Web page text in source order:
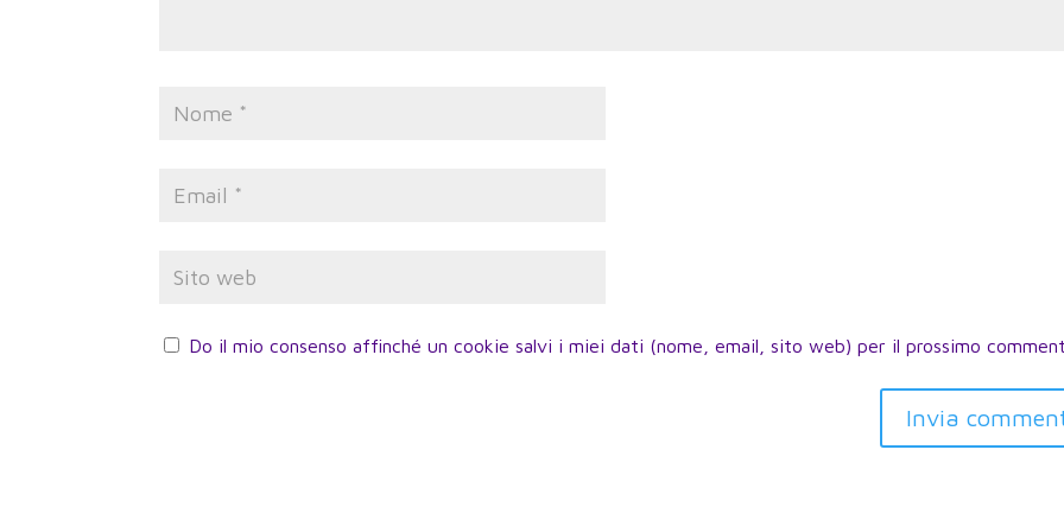
Do il mio consenso affinché un cookie salvi i miei dati (nome, email, sito web) per il prossimo